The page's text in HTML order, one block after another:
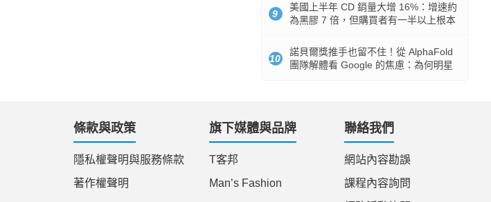
9
美國上半年 CD 銷量大增 16%：增速約
為黑膠 7 倍，但購買者有一半以上根本
10
諾貝爾獎推手也留不住！從 AlphaFold
團隊解體看 Google 的焦慮：為何明星
條款與政策
隱私權聲明與服務條款
著作權聲明
旗下媒體與品牌
T客邦
Man’s Fashion
聯絡我們
網站內容勘誤
課程內容詢問